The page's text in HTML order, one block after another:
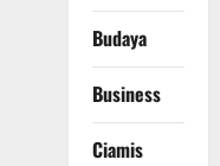
Budaya
Business
Ciamis